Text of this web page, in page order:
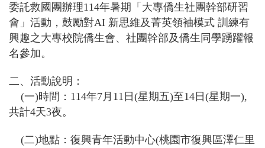
委託救國團辦理114年暑期「大專僑生社團幹部研習
會」活動，鼓勵對AI 新思維及菁英領袖模式 訓練有
興趣之大專校院僑生會、社團幹部及僑生同學踴躍報
名參加。
二、活動說明：
(一)時間： 114年7 月 11 日(星期五)至14日(星期一),
共計4天3夜。
(二)地點：復興青年活動中心(桃園市復興區澤仁里